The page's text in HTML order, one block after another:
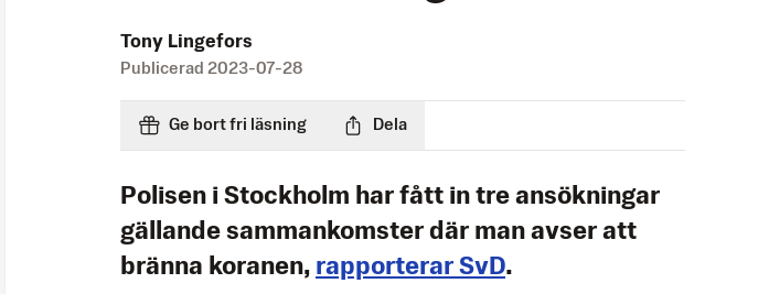
Tony Lingefors
Publicerad 2023-07-28
Ge bort fri läsning Dela
Polisen i Stockholm har fått in tre ansökningar
gällande sammankomster där man avser att
bränna koranen, rapporterar SvD.